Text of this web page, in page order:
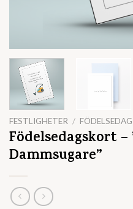
FESTLIGHETER / FÖDELSEDAG
Födelsedagskort
Dammsugare”